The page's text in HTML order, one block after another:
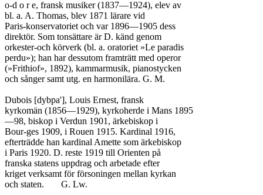
o-d o r e, fransk musiker (1837—1924), elev av
bl. a. A. Thomas, blev 1871 lärare vid
Paris-konservatoriet och var 1896—1905 dess
direktör. Som tonsättare är D. känd genom
orkester-och körverk (bl. a. oratoriet »Le paradis
perdu»); han har dessutom framträtt med operor
(»Frithiof», 1892), kammarmusik, pianostycken
och sånger samt utg. en harmonilära. G. M.
Dubois [dybpa'], Louis Ernest, fransk
kyrkomän (1856—1929), kyrkoherde i Mans 1895
—98, biskop i Verdun 1901, ärkebiskop i
Bour-ges 1909, i Rouen 1915. Kardinal 1916,
efterträdde han kardinal Amette som ärkebiskop
i Paris 1920. D. reste 1919 till Orienten på
franska statens uppdrag och arbetade efter
kriget verksamt för försoningen mellan kyrkan
och staten.	G. Lw.